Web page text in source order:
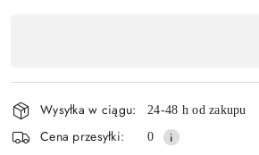
i
dostawa
Wysyłka w ciągu: 24-48 h od zakupu
Cena przesyłki: 0